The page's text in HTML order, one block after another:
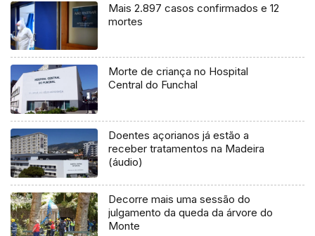
Mais 2.897 casos confirmados e 12
mortes
Morte de criança no Hospital
Central do Funchal
Doentes açorianos já estão a
receber tratamentos na Madeira
(áudio)
Decorre mais uma sessão do
julgamento da queda da árvore do
Monte